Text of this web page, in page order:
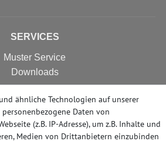
SERVICES
Muster Service
Downloads
& RENOVIERVLIES
Malervlies
ähnliche Technologien auf unserer
Daten von
(z.B. IP-Adresse), um z.B. Inhalte und
Medien von Drittanbietern einzubinden